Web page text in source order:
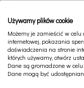
Przekazanie
Sklepu, z
Klienta
§ 2 Komu
Dane
osobowe, w
Używamy plików cookie
Możemy je zamieścić w
internetowej, pokazania
doświadczenia na stronie
których używamy, otwórz
Dane są gromadzone w
Dane mogą być